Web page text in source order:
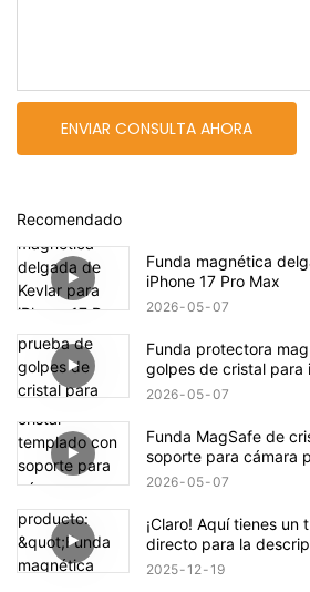
ENVIAR CONSULTA AHORA
Recomendado
Funda magnética
iPhone 17 Pro Max
2026 05 07
Funda protectora
golpes de cristal para
iPhone 17 Air.
2026 05 07
Funda MagSafe de
soporte para cámara
2026 05 07
¡Claro! Aquí tienes
directo para la
"Funda magnética
2025 12 19